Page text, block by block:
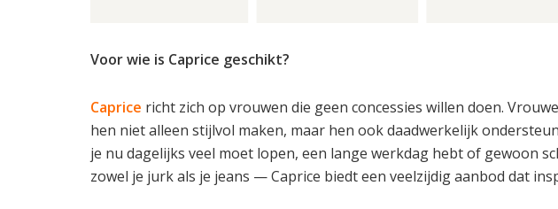
Voor wie is Caprice geschikt?
Caprice richt zich op vrouwen die geen concessies willen doen.
hen niet alleen stijlvol maken, maar hen ook daadwerkelijk
je nu dagelijks veel moet lopen, een lange werkdag hebt of gewoon
zowel je jurk als je jeans — Caprice biedt een veelzijdig aanbod dat